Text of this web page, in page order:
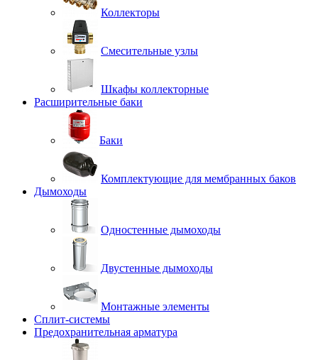
Коллекторы
Смесительные узлы
Шкафы коллекторные
Расширительные баки
Баки
Комплектующие для мембранных баков
Дымоходы
Одностенные дымоходы
Двустенные дымоходы
Монтажные элементы
Сплит-системы
Предохранительная арматура